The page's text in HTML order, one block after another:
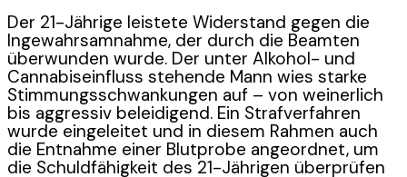
Der 21-Jährige leistete Widerstand gegen die
Ingewahrsamnahme, der durch die Beamten
überwunden wurde. Der unter Alkohol- und
Cannabiseinfluss stehende Mann wies starke
Stimmungsschwankungen auf – von weinerlich
bis aggressiv beleidigend. Ein Strafverfahren
wurde eingeleitet und in diesem Rahmen auch
die Entnahme einer Blutprobe angeordnet, um
die Schuldfähigkeit des 21-Jährigen überprüfen